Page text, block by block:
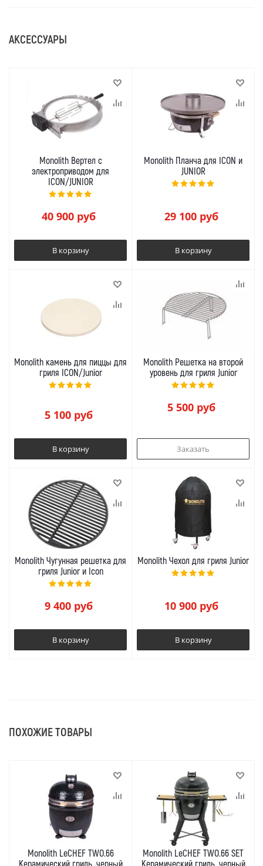
АКСЕССУАРЫ
Monolith Вертел с
электроприводом для
ICON/JUNIOR
40 900руб
В корзину
Monolith Планча для ICON и
JUNIOR
29 100руб
В корзину
Monolith камень для пиццы для
гриля ICON/Junior
5 100руб
В корзину
Monolith Решетка на второй
уровень для гриля Junior
5 500руб
Заказать
Monolith Чугунная решетка для
гриля Junior и Icon
9 400руб
В корзину
Monolith Чехол для гриля Junior
10 900руб
В корзину
ПОХОЖИЕ ТОВАРЫ
Monolith LeCHEF TWO.66
Керамический гриль, черный
Monolith LeCHEF TWO.66 SET
Керамический гриль, черный